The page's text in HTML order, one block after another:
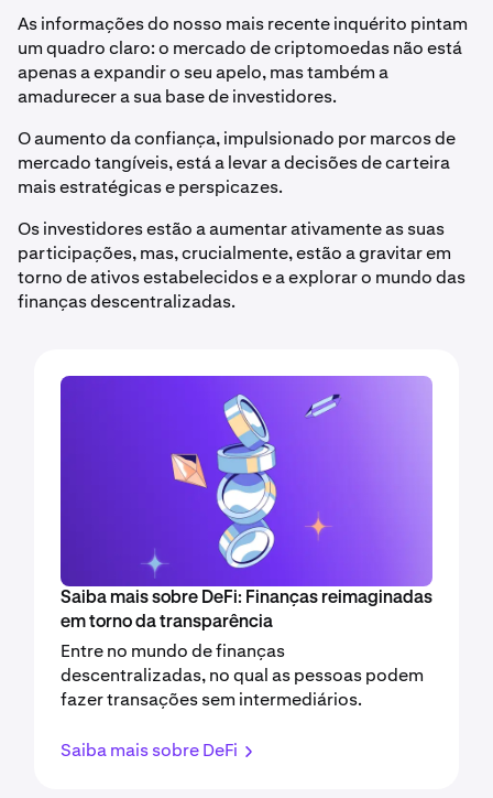
As informações do nosso mais recente inquérito pintam
um quadro claro: o mercado de criptomoedas não está
apenas a expandir o seu apelo, mas também a
amadurecer a sua base de investidores.
O aumento da confiança, impulsionado por marcos de
mercado tangíveis, está a levar a decisões de carteira
mais estratégicas e perspicazes.
Os investidores estão a aumentar ativamente as suas
participações, mas, crucialmente, estão a gravitar em
torno de ativos estabelecidos e a explorar o mundo das
finanças descentralizadas.
Saiba mais sobre DeFi: Finanças reimaginadas
em torno da transparência
Entre no mundo de finanças
descentralizadas, no qual as pessoas podem
fazer transações sem intermediários.
Saiba mais sobre DeFi